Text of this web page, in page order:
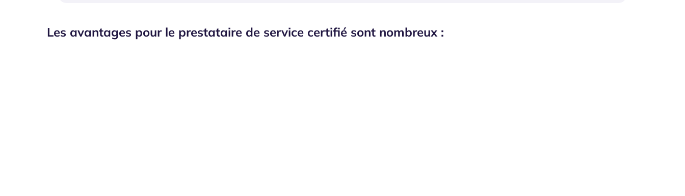
Les avantages pour le prestataire de service certifié sont nombreux :